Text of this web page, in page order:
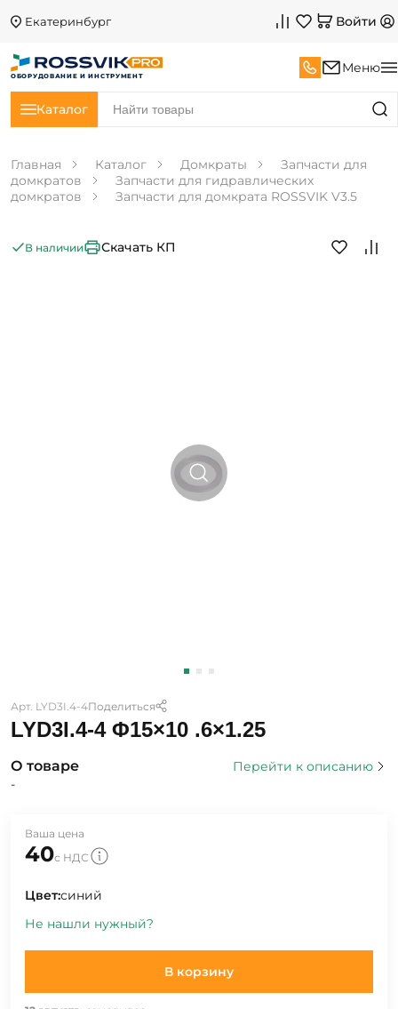
Екатеринбург Войти
ОБОРУДОВАНИЕ И ИНСТРУМЕНТ
Меню
Каталог
Главная Каталог Домкраты
Запчасти для
домкратов
Запчасти для гидравлических
домкратов
Запчасти для домкрата ROSSVIK V3.5
Арт. LYD3I.4-4Поделиться
LYD3I.4-4 Φ15×10 .6×1.25
В наличии Скачать КП
О товаре
Перейти к описанию
-
Ваша цена
40с НДС
Цвет:синий
Не нашли нужный?
В корзину